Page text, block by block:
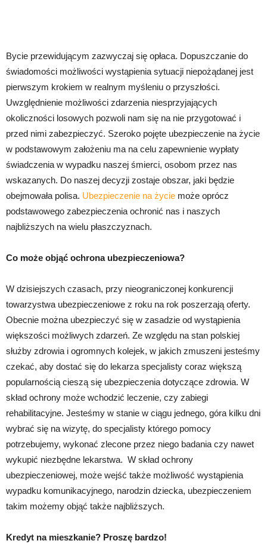
Bycie przewidującym zazwyczaj się opłaca. Dopuszczanie do
świadomości możliwości wystąpienia sytuacji niepożądanej jest
pierwszym krokiem w realnym myśleniu o przyszłości.
Uwzględnienie możliwości zdarzenia niesprzyjających
okoliczności losowych pozwoli nam się na nie przygotować i
przed nimi zabezpieczyć. Szeroko pojęte ubezpieczenie na życie
w podstawowym założeniu ma na celu zapewnienie wypłaty
świadczenia w wypadku naszej śmierci, osobom przez nas
wskazanych. Do naszej decyzji zostaje obszar, jaki będzie
obejmowała polisa. Ubezpieczenie na życie może oprócz
podstawowego zabezpieczenia ochronić nas i naszych
najbliższych na wielu płaszczyznach.
Co może objąć ochrona ubezpieczeniowa?
W dzisiejszych czasach, przy nieograniczonej konkurencji
towarzystwa ubezpieczeniowe z roku na rok poszerzają oferty.
Obecnie można ubezpieczyć się w zasadzie od wystąpienia
większości możliwych zdarzeń. Ze względu na stan polskiej
służby zdrowia i ogromnych kolejek, w jakich zmuszeni jesteśmy
czekać, aby dostać się do lekarza specjalisty coraz większą
popularnością cieszą się ubezpieczenia dotyczące zdrowia. W
skład ochrony może wchodzić leczenie, czy zabiegi
rehabilitacyjne. Jesteśmy w stanie w ciągu jednego, góra kilku dni
wybrać się na wizytę, do specjalisty którego pomocy
potrzebujemy, wykonać zlecone przez niego badania czy nawet
wykupić niezbędne lekarstwa. W skład ochrony
ubezpieczeniowej, może wejść także możliwość wystąpienia
wypadku komunikacyjnego, narodzin dziecka, ubezpieczeniem
takim możemy objąć także najbliższych.
Kredyt na mieszkanie? Proszę bardzo!